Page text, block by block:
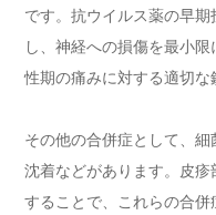
です。抗ウイルス薬の早
し、神経への損傷を最小
性期の痛みに対する適切な
その他の合併症として、
沈着などがあります。皮
することで、これらの合併